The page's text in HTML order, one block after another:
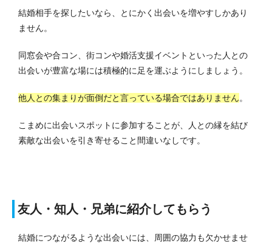
結婚相手を探したいなら、とにかく出会いを増やすしかあり
ません。
同窓会や合コン、街コンや婚活支援イベントといった人との
出会いが豊富な場には積極的に足を運ぶようにしましょう。
他人との集まりが面倒だと言っている場合ではありません。
こまめに出会いスポットに参加することが、人との縁を結び
素敵な出会いを引き寄せること間違いなしです。
友人・知人・兄弟に紹介してもらう
結婚につながるような出会いには、周囲の協力も欠かせませ